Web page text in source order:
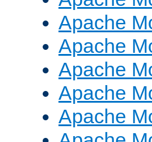
Apache
Apache
Apache
Apache
Apache